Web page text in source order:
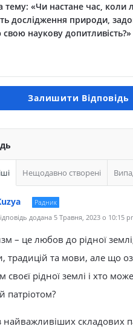
тему: «Чи настане час, коли
дослідження природи,
свою наукову допитливість?»
Залишити Відповідь
Нещодавно створені
Радник
додана 5 Травня, 2023 о 10:15
– це любов до рідної землі,
традицій та мови, але що
своєї рідної землі і хто
патріотом?
найважливіших складових